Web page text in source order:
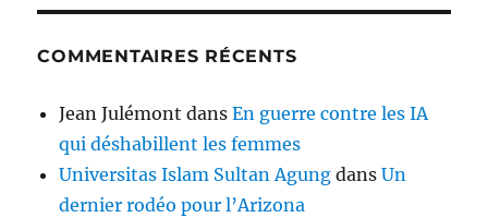
COMMENTAIRES RÉCENTS
Jean Julémont dansEn guerre contre les IA
qui déshabillent les femmes
Universitas Islam Sultan Agung dansUn
dernier rodéo pour l’Arizona